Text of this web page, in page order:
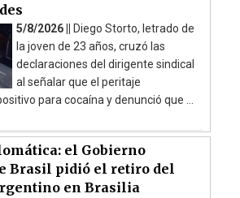
5/8/2026 || Diego Storto, letrado de
la joven de 23 años, cruzó las
declaraciones del dirigente sindical
al señalar que el peritaje
para cocaína y denunció que ...
el Gobierno
Brasil pidió el retiro del
en Brasilia